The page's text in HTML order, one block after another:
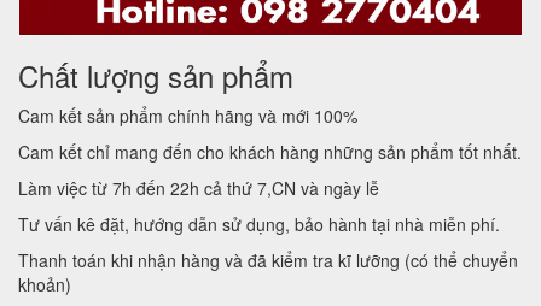
Chất lượng sản phẩm
Cam kết sản phẩm chính hãng và mới 100%
Cam kết chỉ mang đến cho khách hàng những sản phẩm tốt nhất.
Làm việc từ 7h đến 22h cả thứ 7,CN và ngày lễ
Tư vấn kê đặt, hướng dẫn sử dụng, bảo hành tại nhà miễn phí.
Thanh toán khi nhận hàng và đã kiểm tra kĩ lưỡng (có thể chuyển
khoản)